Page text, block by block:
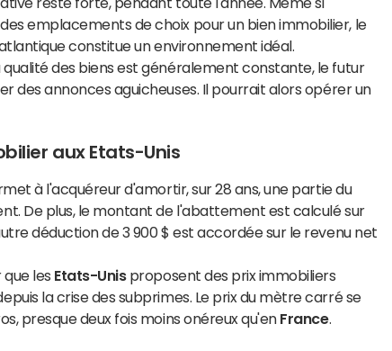
emplacements de choix pour un bien immobilier, le
constitue un environnement idéal.
des biens est généralement constante, le futur
des annonces aguicheuses. Il pourrait alors opérer un
aux Etats-Unis
à l'acquéreur d'amortir, sur 28 ans, une partie du
De plus, le montant de l'abattement est calculé sur
déduction de 3 900 $ est accordée sur le revenu net
les Etats-Unisproposent des prix immobiliers
la crise des subprimes. Le prix du mètre carré se
presque deux fois moins onéreux qu'en France.